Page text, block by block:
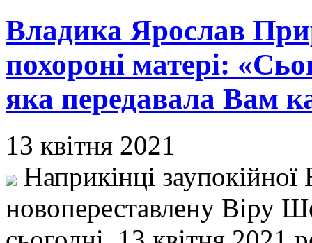
Владика Ярослав
похороні матері:
яка передавала Вам
13 квітня 2021
Наприкінці заупокійної
новопереставлену Віру